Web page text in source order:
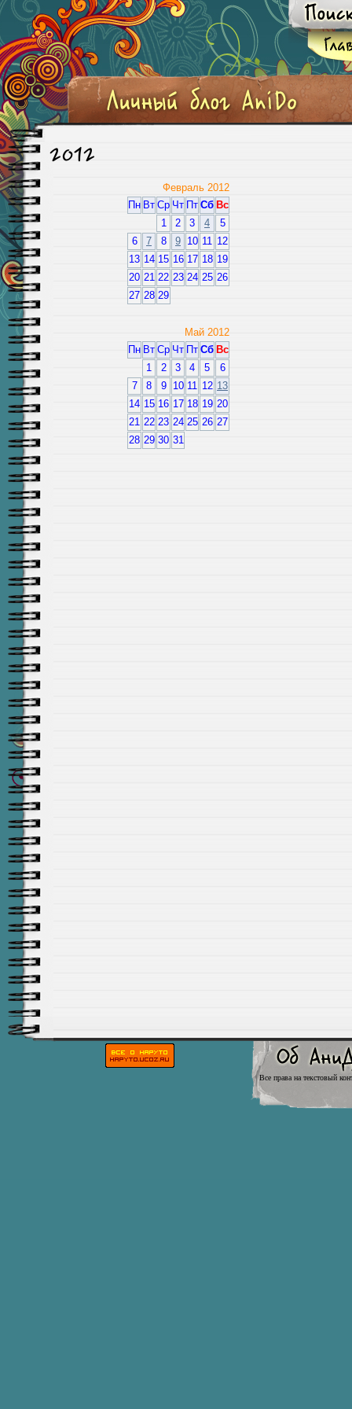
2012
Февраль 2012
Пн Вт Ср Чт Пт Сб Вс
1
2 3 4
5
6
7 8 9 10 11 12
13 14 15 16 17 18 19
20 21 22 23 24 25 26
27 28 29
Май 2012
Пн Вт Ср Чт Пт Сб Вс
1
2 3 4 5
6
7
8 9 10 11 12 13
14 15 16 17 18 19 20
21 22 23 24 25 26 27
28 29 30 31
Все права на текстовый